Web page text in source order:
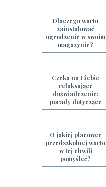
Dlaczego warto
zainstalować
ogrodzenie w swoim
magazynie?
Czeka na Ciebie
relaksujące
doświadczenie:
porady dotyczące
masażu
O jakiej placówce
przedszkolnej warto
w tej chwili
pomyśleć?